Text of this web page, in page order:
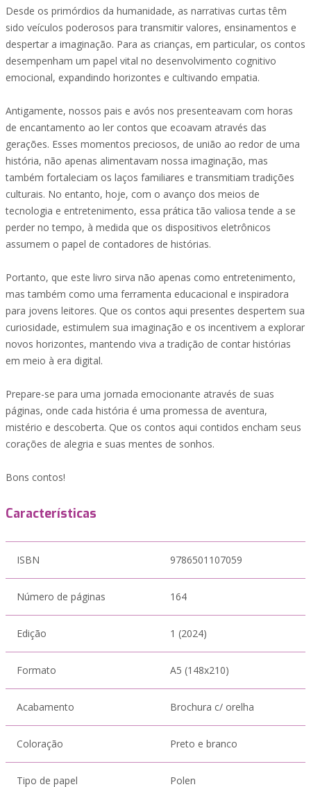
Desde os primórdios da humanidade, as narrativas curtas têm
sido veículos poderosos para transmitir valores, ensinamentos e
despertar a imaginação. Para as crianças, em particular, os contos
desempenham um papel vital no desenvolvimento cognitivo
emocional, expandindo horizontes e cultivando empatia.
Antigamente, nossos pais e avós nos presenteavam com horas
de encantamento ao ler contos que ecoavam através das
gerações. Esses momentos preciosos, de união ao redor de uma
história, não apenas alimentavam nossa imaginação, mas
também fortaleciam os laços familiares e transmitiam tradições
culturais. No entanto, hoje, com o avanço dos meios de
tecnologia e entretenimento, essa prática tão valiosa tende a se
perder no tempo, à medida que os dispositivos eletrônicos
assumem o papel de contadores de histórias.
Portanto, que este livro sirva não apenas como entretenimento,
mas também como uma ferramenta educacional e inspiradora
para jovens leitores. Que os contos aqui presentes despertem sua
curiosidade, estimulem sua imaginação e os incentivem a explorar
novos horizontes, mantendo viva a tradição de contar histórias
em meio à era digital.
Prepare-se para uma jornada emocionante através de suas
páginas, onde cada história é uma promessa de aventura,
mistério e descoberta. Que os contos aqui contidos encham seus
corações de alegria e suas mentes de sonhos.
Bons contos!
Características
ISBN 9786501107059
Número de páginas 164
Edição 1 (2024)
Formato A5 (148x210)
Acabamento Brochura c/ orelha
Coloração Preto e branco
Tipo de papel Polen